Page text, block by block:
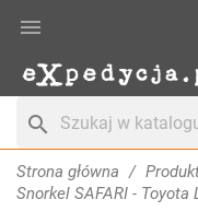

search
Strona główna
Snorkel SAFARI -